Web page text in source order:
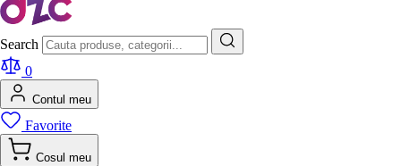
Search
0
Contul meu
Favorite
Cosul meu